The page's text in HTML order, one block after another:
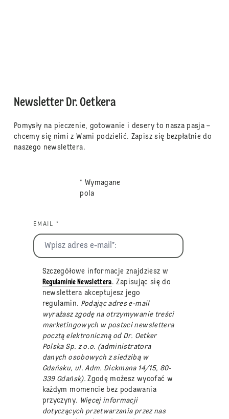
Newsletter Dr. Oetkera
Pomysły na pieczenie, gotowanie i desery to nasza pasja –
chcemy się nimi z Wami podzielić. Zapisz się bezpłatnie do
naszego newslettera.
* Wymagane
pola
EMAIL *
Szczegółowe informacje znajdziesz w
Regulaminie Newslettera. Zapisując się do
newslettera akceptujesz jego
regulamin. Podając adres e-mail
wyrażasz zgodę na otrzymywanie treści
marketingowych w postaci newslettera
pocztą elektroniczną od Dr. Oetker
Polska Sp. z o.o. (administratora
danych osobowych z siedzibą w
Gdańsku, ul. Adm. Dickmana 14/15, 80-
339 Gdańsk).Zgodę możesz wycofać w
każdym momencie bez podawania
przyczyny. Więcej informacji
dotyczących przetwarzania przez nas